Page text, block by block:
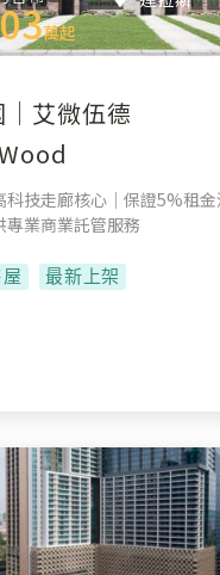
萬起
｜艾微伍德
科技走廊核心｜保證5%租金
專業商業託管服務
最新上架